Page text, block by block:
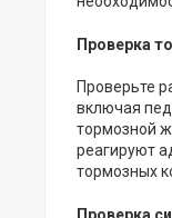
Проверка
Проверьте
включая
тормозной
реагируют
тормозных